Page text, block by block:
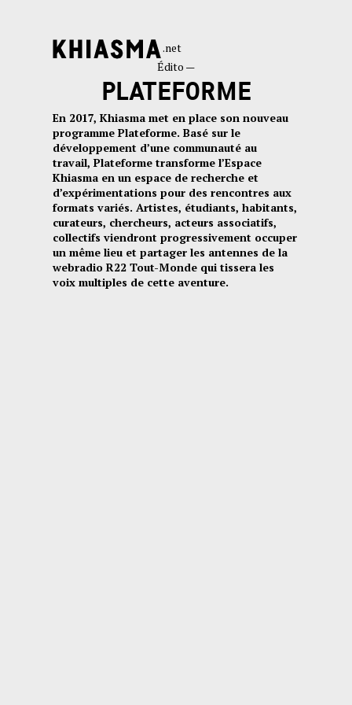
.net
Édito —
PLATEFORME
En 2017, Khiasma met en place son nouveau
programme Plateforme. Basé sur le
développement d’une communauté au
travail, Plateforme transforme l’Espace
Khiasma en un espace de recherche et
d’expérimentations pour des rencontres aux
formats variés. Artistes, étudiants, habitants,
curateurs, chercheurs, acteurs associatifs,
collectifs viendront progressivement occuper
un même lieu et partager les antennes de la
webradio R22 Tout-Monde qui tissera les
voix multiples de cette aventure.